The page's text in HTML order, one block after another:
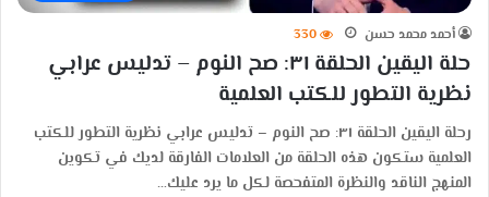
أحمد محمد حسن 330
حلة اليقين الحلقة ٣١: صح النوم – تدليس عرابي
نظرية التطور للكتب العلمية
رحلة اليقين الحلقة ٣١: صح النوم – تدليس عرابي نظرية التطور للكتب
العلمية ستكون هذه الحلقة من العلامات الفارقة لديك في تكوين
المنهج الناقد والنظرة المتفحصة لكل ما يرد عليك…